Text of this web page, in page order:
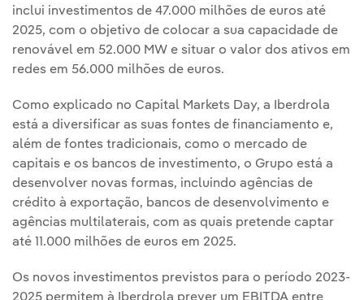
inclui investimentos de 47.000 milhões de euros até
2025, com o objetivo de colocar a sua capacidade de
renovável em 52.000 MW e situar o valor dos ativos em
redes em 56.000 milhões de euros.
Como explicado no Capital Markets Day, a Iberdrola
está a diversificar as suas fontes de financiamento e,
além de fontes tradicionais, como o mercado de
capitais e os bancos de investimento, o Grupo está a
desenvolver novas formas, incluindo agências de
crédito à exportação, bancos de desenvolvimento e
agências multilaterais, com as quais pretende captar
até 11.000 milhões de euros em 2025.
Os novos investimentos previstos para o período 2023-